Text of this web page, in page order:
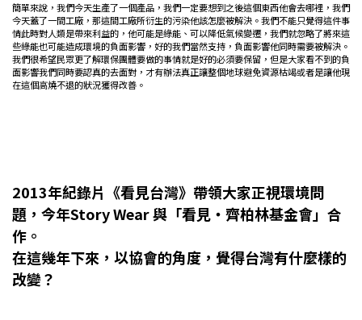
簡單來說，我們今天生產了一個產品，我們一定要想到之後這個東西他會去哪裡，我們
今天蓋了一間工廠，那這間工廠所衍生的污染他該怎麼被解決。我們不能只覺得這件事
情此時對人類是帶來利益的，他可能是綠能、可以降低氣候變遷，我們就忽略了將來這
些綠能也可能造成環境的負面影響，好的我們當然支持，負面影響他同時需要被解決。
我們很希望民眾更了解環保團體要做的事情就是好的必須要保留，但是大家看不到的負
面影響我們同時要認真的去面對，才有辦法真正讓整個地球避免資源枯竭或者是讓他現
在這個高燒不退的狀況獲得改善。
2013年紀錄片《看見台灣》帶領大家正視環境問
題，今年Story Wear 與「看見・齊柏林基金會」合
作。
在這幾年下來，以協會的角度，覺得台灣有什麼樣的
改變？